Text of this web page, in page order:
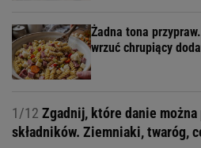
Żadna tona
wrzuć chrupiący
1/12 Zgadnij, które danie
składników. Ziemniaki, twaróg,